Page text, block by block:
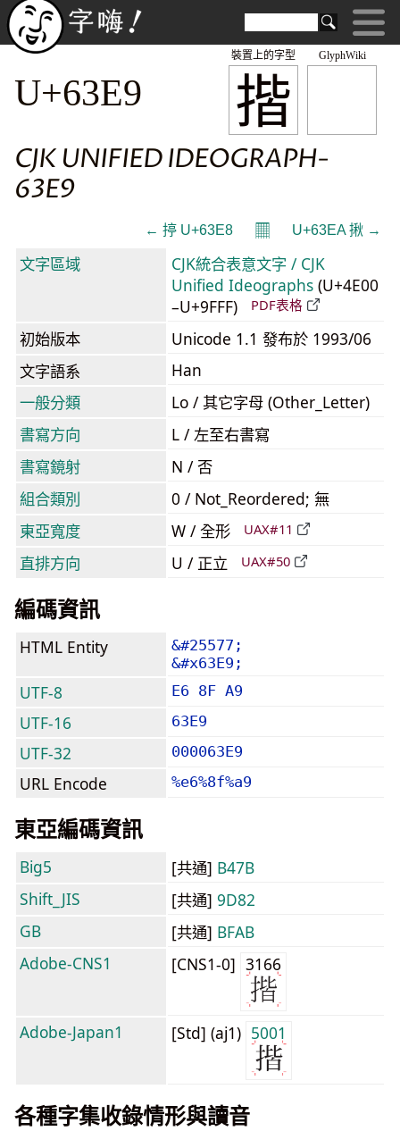
GlyphWiki
揩
裝置上的字型
U+63E9
CJK UNIFIED IDEOGRAPH-
63E9
← 揨 U+63E8 𝄜 U+63EA 揪 →
文字區域
CJK統合表意文字 / CJK
Unified Ideographs (U+4E00
–U+9FFF)
PDF表格
初始版本
Unicode 1.1 發布於 1993/06
文字語系
Han
一般分類
Lo / 其它字母 (Other_Letter)
書寫方向
L / 左至右書寫
書寫鏡射
N / 否
組合類別
0 / Not_Reordered; 無
東亞寬度
W / 全形 UAX#11
直排方向 U / 正立 UAX#50
編碼資訊
HTML Entity
&#25577;
&#x63E9;
UTF-8 E6 8F A9
UTF-16 63E9
UTF-32 000063E9
URL Encode %e6%8f%a9
東亞編碼資訊
Big5 [共通] B47B
Shift_JIS
[共通] 9D82
GB
[共通] BFAB
Adobe-CNS1
[CNS1-0] 3166
Adobe-Japan1 [Std] (aj1) 5001
各種字集收錄情形與讀音